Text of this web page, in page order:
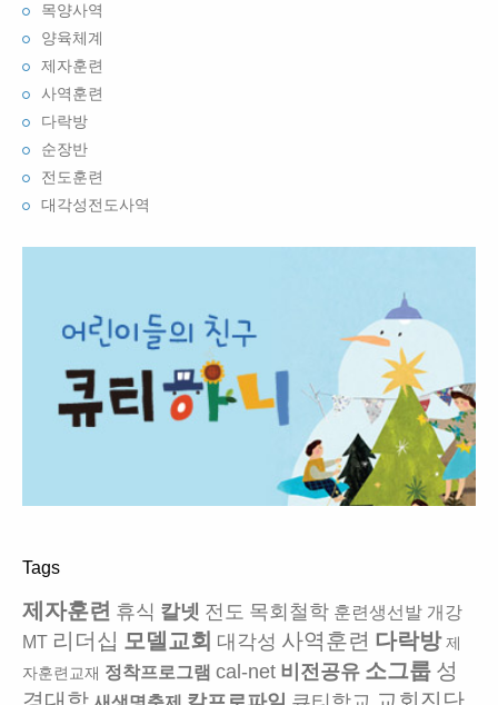
목양사역
양육체계
제자훈련
사역훈련
다락방
순장반
전도훈련
대각성전도사역
Tags
제자훈련 휴식 칼넷 전도 목회철학 훈련생선발 개강
MT 리더십 모델교회 대각성 사역훈련 다락방 제
자훈련교재 정착프로그램 cal-net 비전공유 소그룹 성